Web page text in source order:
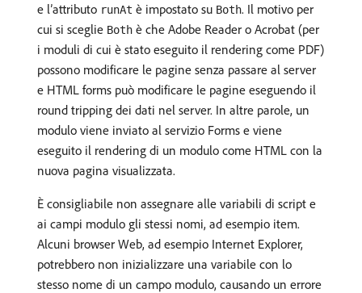
e l’attributo runAt è impostato su Both. Il motivo per
cui si sceglie Both è che Adobe Reader o Acrobat (per
i moduli di cui è stato eseguito il rendering come PDF)
possono modificare le pagine senza passare al server
e HTML forms può modificare le pagine eseguendo il
round tripping dei dati nel server. In altre parole, un
modulo viene inviato al servizio Forms e viene
eseguito il rendering di un modulo come HTML con la
nuova pagina visualizzata.
È consigliabile non assegnare alle variabili di script e
ai campi modulo gli stessi nomi, ad esempio item.
Alcuni browser Web, ad esempio Internet Explorer,
potrebbero non inizializzare una variabile con lo
stesso nome di un campo modulo, causando un errore